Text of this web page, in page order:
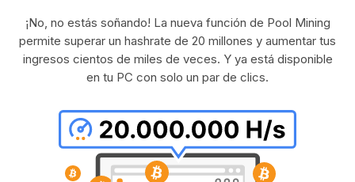
¡No, no estás soñando! La nueva función de Pool Mining
permite superar un hashrate de 20 millones y aumentar tus
ingresos cientos de miles de veces. Y ya está disponible
en tu PC con solo un par de clics.